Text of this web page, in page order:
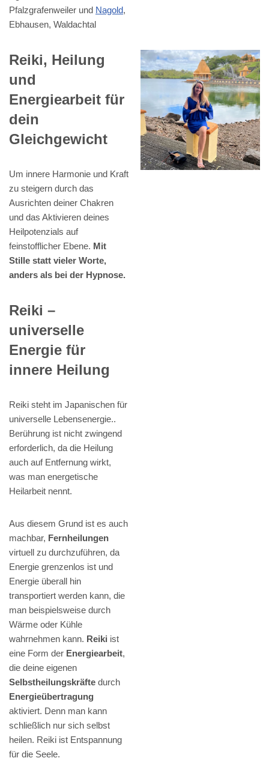
Pfalzgrafenweiler und Nagold,
Ebhausen, Waldachtal
Reiki, Heilung
und
Energiearbeit für
dein
Gleichgewicht
Um innere Harmonie und Kraft
zu steigern durch das
Ausrichten deiner Chakren
und das Aktivieren deines
Heilpotenzials auf
feinstofflicher Ebene. Mit
Stille statt vieler Worte,
anders als bei der Hypnose.
Reiki –
universelle
Energie für
innere Heilung
Reiki steht im Japanischen für
universelle Lebensenergie..
Berührung ist nicht zwingend
erforderlich, da die Heilung
auch auf Entfernung wirkt,
was man energetische
Heilarbeit nennt.
Aus diesem Grund ist es auch
machbar, Fernheilungen
virtuell zu durchzuführen, da
Energie grenzenlos ist und
Energie überall hin
transportiert werden kann, die
man beispielsweise durch
Wärme oder Kühle
wahrnehmen kann. Reiki ist
eine Form der Energiearbeit,
die deine eigenen
Selbstheilungskräfte durch
Energieübertragung
aktiviert. Denn man kann
schließlich nur sich selbst
heilen. Reiki ist Entspannung
für die Seele.